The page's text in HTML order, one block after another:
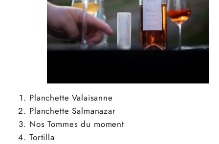
Planchette Valaisanne
Planchette Salmanazar
Nos Tommes du moment
Tortilla